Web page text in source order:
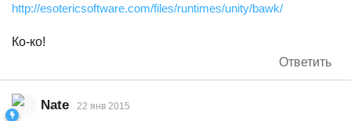
http://esotericsoftware.com/files/runtimes/unity/bawk/
Ко-ко!
Ответить
Nate 22 янв 2015